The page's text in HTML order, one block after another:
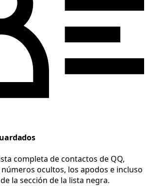
completa de contactos de QQ,
ocultos, los apodos e incluso
la sección de la lista negra.